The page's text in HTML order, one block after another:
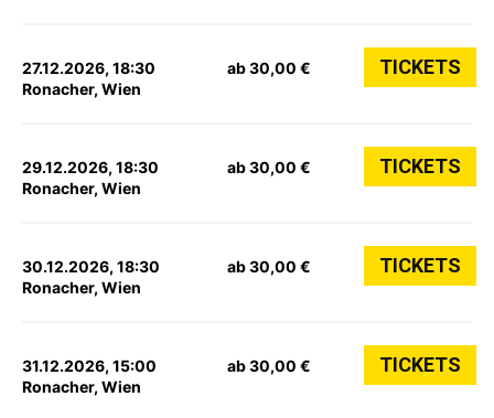
27.12.2026, 18:30
Ronacher, Wien
ab 30,00 € TICKETS
29.12.2026, 18:30
Ronacher, Wien
ab 30,00 € TICKETS
30.12.2026, 18:30
Ronacher, Wien
ab 30,00 € TICKETS
31.12.2026, 15:00
Ronacher, Wien
ab 30,00 € TICKETS